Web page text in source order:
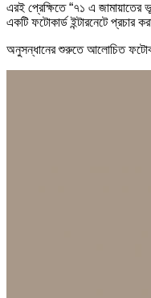
এরই প্রেক্ষিতে “৭১ এ
একটি ফটোকার্ড ইন্টারনেটে প্রচার
অনুসন্ধানের শুরুতে আলোচিত